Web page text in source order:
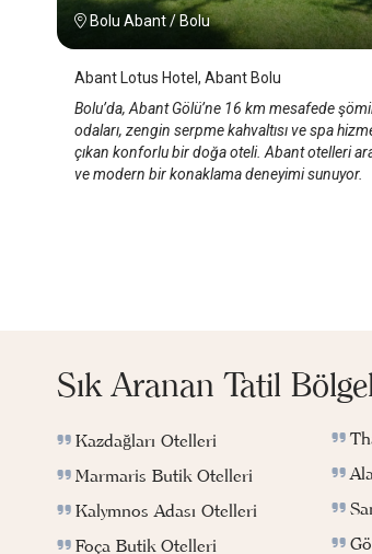
Bolu Abant/ Bolu
Abant Lotus Hotel, Abant Bolu
Bolu’da, Abant Gölü’ne 16 km mesafede
odaları, zengin serpme kahvaltısı ve spa
çıkan konforlu bir doğa oteli. Abant otelleri
ve modern bir konaklama deneyimi sunuyor.
Sık Aranan Tatil
Kazdağları Otelleri
Marmaris Butik Otelleri
Kalymnos Adası Otelleri
Foça Butik Otelleri